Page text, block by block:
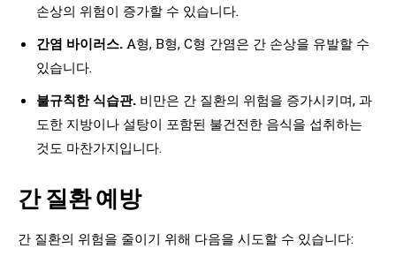
손상의 위험이 증가할 수 있습니다.
간염 바이러스. A형, B형, C형 간염은 간 손상을 유발할 수
있습니다.
불규칙한 식습관. 비만은 간 질환의 위험을 증가시키며, 과
도한 지방이나 설탕이 포함된 불건전한 음식을 섭취하는
것도 마찬가지입니다.
간 질환 예방
간 질환의 위험을 줄이기 위해 다음을 시도할 수 있습니다: